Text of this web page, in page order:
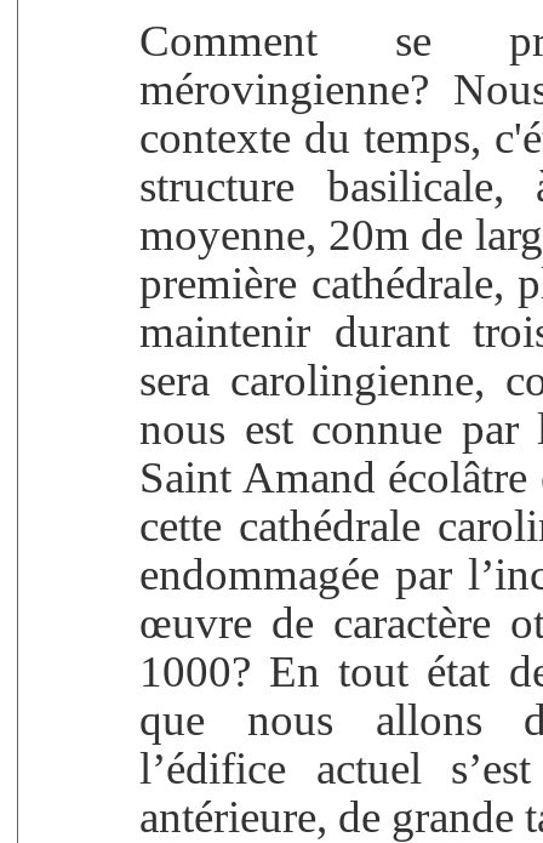
Comment se
mérovingienne?
contexte du temps,
structure
moyenne, 20m de
première cathédrale,
maintenir durant
sera carolingienne,
nous est connue
Saint Amand
cette cathédrale
endommagée par
œuvre de caractère
1000? En tout état
que nous allons
l’édifice actuel
antérieure, de grande